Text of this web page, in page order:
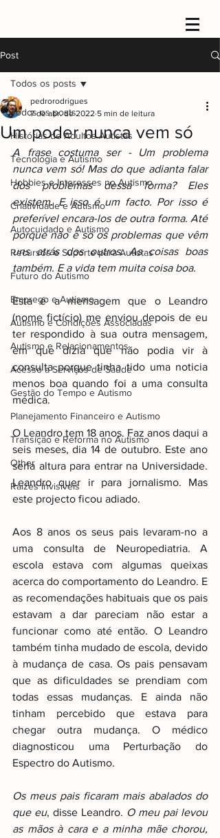
Post
Todos os posts
Histórias de Adultos Autistas
Tecnologia e Autismo
Hobbies e Interesses no Autismo
Criatividade e Autismo
Autocuidado e Autismo
Recursos e Suporte para Autistas
Futuro do Autismo
Emprego e Autismo
Autismo e Condições Associadas
Autismo e Relacionamentos
Acesso a Serviços de Saúde
Gestão do Tempo e Autismo
Planejamento Financeiro e Autismo
Transição e Reforma no Autismo
Other
Raizes invisiveis
Todos os posts
Um poder nunca vem só
pedrorodrigues
7 de abr. de 2022 5 min de leitura
A frase costuma ser - Um problema
nunca vem só! Mas do que adianta falar
dos problemas dessa forma? Eles
existem. E isso é um facto. Por isso é
preferível encara-los de outra forma. Até
porque não é só os problemas que vêm
uns atrás dos outros. As coisas boas
também. E a vida tem muita coisa boa.
Esta é a mensagem que o Leandro
(nome fictício) me enviou depois de eu
ter respondido à sua outra mensagem,
em que dizia que não podia vir à
consulta porque tinha tido uma noticia
menos boa quando foi a uma consulta
médica.
O Leandro tem 18 anos. Faz anos daqui a
seis meses, dia 14 de outubro. Este ano
seria altura para entrar na Universidade.
Leandro quer ir para jornalismo. Mas
este projecto ficou adiado.
Aos 8 anos os seus pais levaram-no a
uma consulta de Neuropediatria. A
escola estava com algumas queixas
acerca do comportamento do Leandro. E
as recomendações habituais que os pais
estavam a dar pareciam não estar a
funcionar como até então. O Leandro
também tinha mudado de escola, devido
à mudança de casa. Os pais pensavam
que as dificuldades se prendiam com
todas essas mudanças. E ainda não
tinham percebido que estava para
chegar outra mudança. O médico
diagnosticou uma Perturbação do
Espectro do Autismo.
Os meus pais ficaram mais abalados do
que eu, disse Leandro. O meu pai levou
as mãos à cara e a minha mãe chorou,